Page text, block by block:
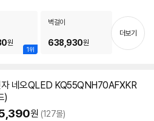
기
1위
원
벽걸이
638,930원
더보기
자 네오QLED KQ55QNH70AFXKR
)
원 (127몰)